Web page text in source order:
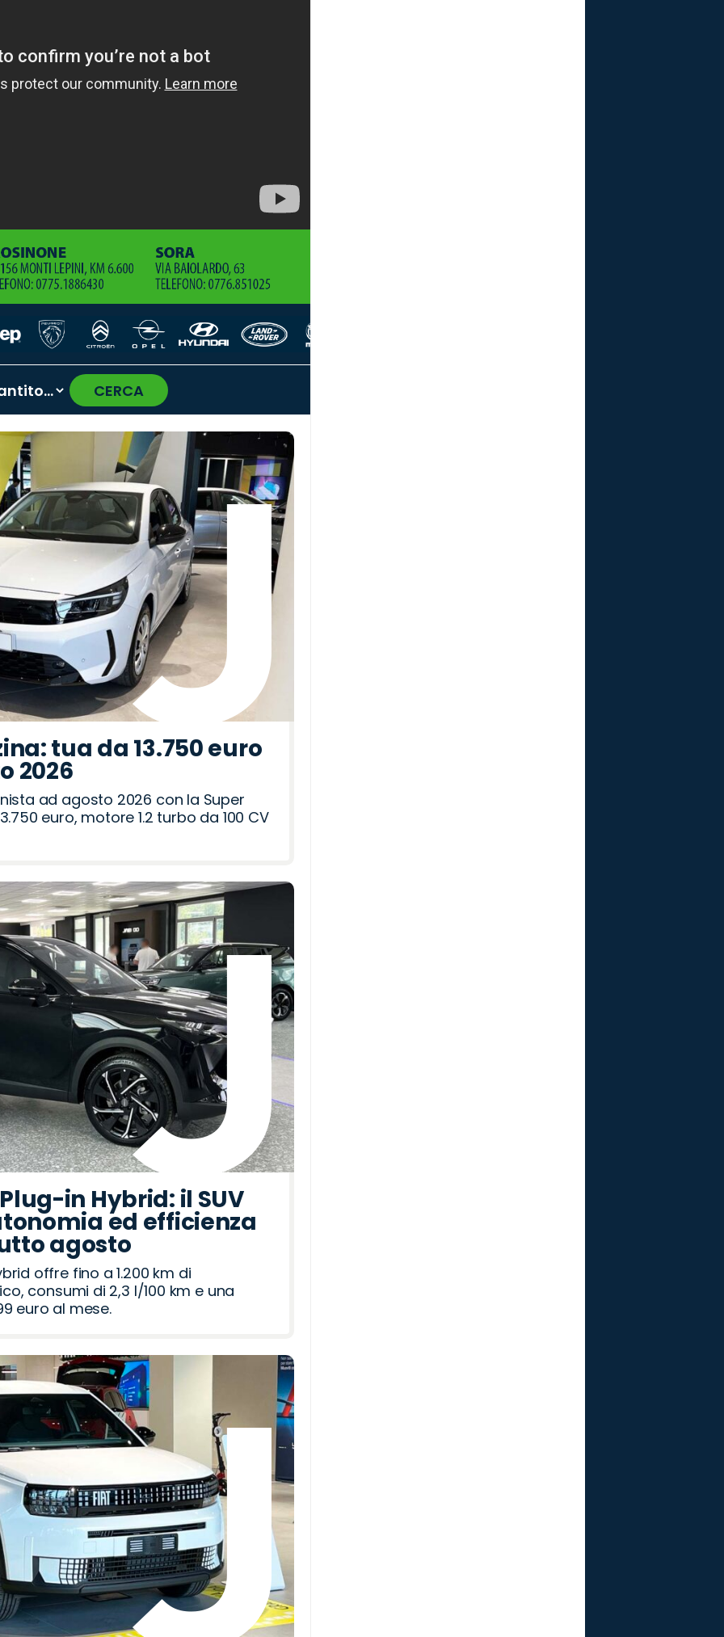
CERCA
›
tua da 13.750 euro
2026
ad agosto 2026 con la Super
euro, motore 1.2 turbo da 100 CV
in Hybrid: il SUV
ed efficienza
agosto
offre fino a 1.200 km di
consumi di 2,3 l/100 km e una
euro al mese.